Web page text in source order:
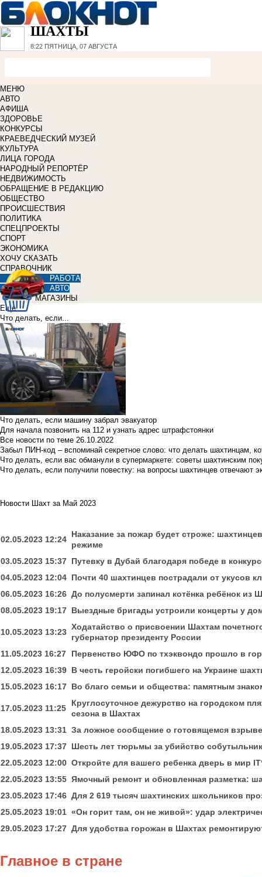
ШАХТЫ
8:22 ПЯТНИЦА, 07 АВГУСТА
МЕНЮ
АВТО
АФИША
ЗДОРОВЬЕ
КОНКУРСЫ
КРАЕВЕДЧЕСКИЙ МУЗЕЙ
КУЛЬТУРА
ЛИЦА ГОРОДА
НАРОДНЫЙ РЕПОРТЁР
НЕДВИЖИМОСТЬ
ОБРАЩЕНИЕ В РЕДАКЦИЮ
ОБЩЕСТВО
ПРОИСШЕСТВИЯ
ПОЛИТИКА
СПЕЦПРОЕКТЫ
СПОРТ
ЭКОНОМИКА
ХОЧУ СКАЗАТЬ
СПРАВОЧНИК
РАБОТА
АВТО
МАГАЗИНЫ
Еще
Что делать, если...
Что делать, если машину забрал эвакуатор
Для начала позвонить на 112 и узнать адрес штрафстоянки
Все новости по теме 26.10.2022
Забыл ПИН-код – вспоминай секретное слово: что делать шахтинцам,
Что делать, если вас обманули в супермаркете: советы шахтинским
Что делать, если получили повестку: на вопросы шахтинцев отвечают
Новости Шахт за Май 2023
02.05.2023 12:24
Наказание за пожар будет строже:
режиме
03.05.2023 15:37 Путевку в Дубай благодаря победе в
04.05.2023 12:04 Почти 40 шахтинцев пострадали от укусов
06.05.2023 16:26 До полусмерти запинал котёнка ребёнок из
08.05.2023 19:17 Выездные бригады устроили концерты у
10.05.2023 13:23
Ходатайство о присвоении Шахтам
губернатор президенту России
11.05.2023 16:27
Первенство ЮФО по тхэквондо прошло в
12.05.2023 16:39 В честь геройски погибшего на Украине
15.05.2023 16:17 Во благо семьи и общества: памятным
17.05.2023 11:25
Круглосуточное дежурство на городском
сезона в Шахтах
18.05.2023 13:31 За ложное сообщение о готовящемся
19.05.2023 17:37 Шесть лет тюрьмы за убийство
22.05.2023 12:00 Откройте для вашего ребенка дверь в мир
22.05.2023 13:55 Ямочный ремонт и обновленная разметка:
23.05.2023 17:46 Для 2 619 тысяч шахтинских школьников
25.05.2023 19:01 «Он горит там, он не живой»: удар
29.05.2023 17:27 Для удобства горожан в Шахтах
Главное в стране